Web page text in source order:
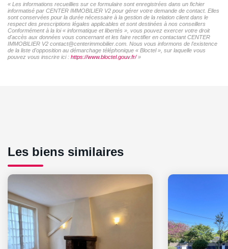
« Les informations recueillies sur ce formulaire sont enregistrées dans un fichier
informatisé par CENTER IMMOBILIER V2 pour gérer votre demande de contact. Elles
sont conservées pour la durée nécessaire à la gestion de la relation client dans le
respect des prescriptions légales applicables et sont destinées à nos conseillers
Conformément à la loi « informatique et libertés », vous pouvez exercer votre droit
d'accès aux données vous concernant et les faire rectifier en contactant CENTER
IMMOBILIER V2 contact@centerimmobilier.com. Nous vous informons de l'existence
de la liste d'opposition au démarchage téléphonique « Bloctel », sur laquelle vous
pouvez vous inscrire ici : https://www.bloctel.gouv.fr/»
Les biens similaires